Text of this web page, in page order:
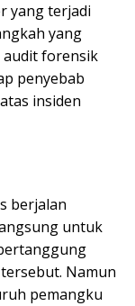
yang terjadi
yang
audit forensik
penyebab
insiden
berjalan
untuk
Namun
pemangku